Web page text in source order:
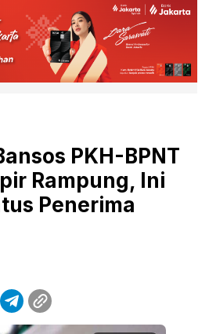
PKH-BPNT
Rampung, Ini
Penerima